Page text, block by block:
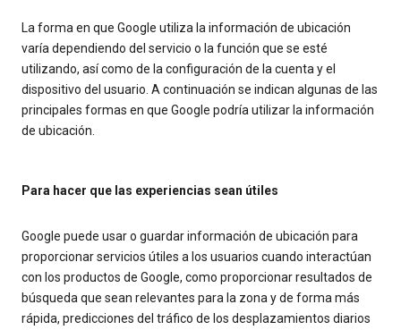
La forma en que Google utiliza la información de ubicación
varía dependiendo del servicio o la función que se esté
utilizando, así como de la configuración de la cuenta y el
dispositivo del usuario. A continuación se indican algunas de las
principales formas en que Google podría utilizar la información
de ubicación.
Para hacer que las experiencias sean útiles
Google puede usar o guardar información de ubicación para
proporcionar servicios útiles a los usuarios cuando interactúan
con los productos de Google, como proporcionar resultados de
búsqueda que sean relevantes para la zona y de forma más
rápida, predicciones del tráfico de los desplazamientos diarios